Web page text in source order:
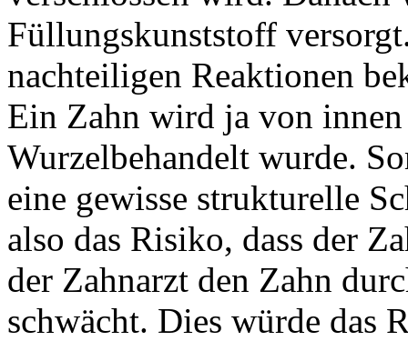
Füllungskunststoff
nachteiligen Reaktionen
Ein Zahn wird ja von
Wurzelbehandelt wurde.
eine gewisse strukturelle
also das Risiko, dass der
der Zahnarzt den Zahn
schwächt. Dies würde das